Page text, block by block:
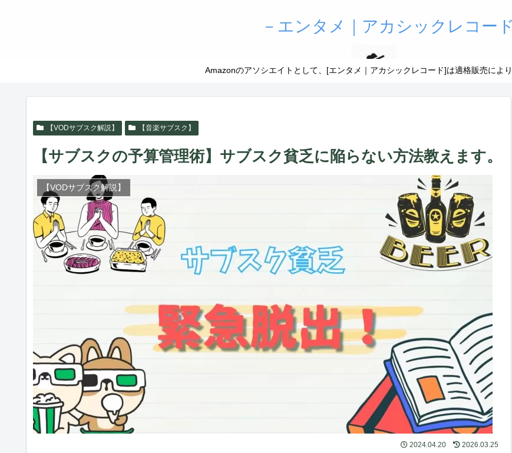
－エンタメ｜アカシックレコー
Amazonのアソシエイトとして、[エンタメ｜アカシックレコード]は適格販売により
【VODサブスク解説】 【音楽サブスク】
【サブスクの予算管理術】サブスク貧乏に陥らない方法教えます。
【VODサブスク解説】
2024.04.20 2026.03.25